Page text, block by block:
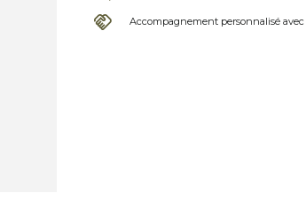
Accompagnement personnalisé avec